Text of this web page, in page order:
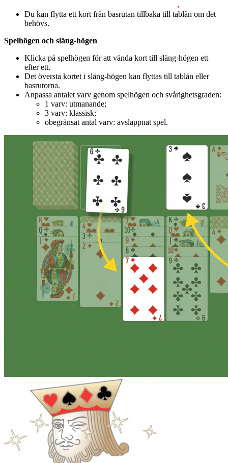
.
Du kan flytta ett kort från basrutan tillbaka till tablån om det
behövs.
Spelhögen och släng-högen
Klicka på spelhögen för att vända kort till släng-högen ett
efter ett.
Det översta kortet i släng-högen kan flyttas till tablån eller
basrutorna.
Anpassa antalet varv genom spelhögen och svårighetsgraden:
1 varv: utmanande;
3 varv: klassisk;
obegränsat antal varv: avslappnat spel.